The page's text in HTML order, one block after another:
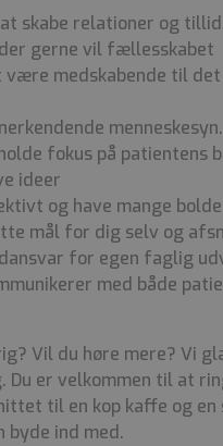
skabe relationer og
gerne vil fællesskabet
være medskabende til
menneskesyn.
fokus på patientens
ideer
og have mange
mål for dig selv og
for egen faglig
med både
Vil du høre mere? Vi
Du er velkommen til at
til en kop kaffe og en
byde ind med.